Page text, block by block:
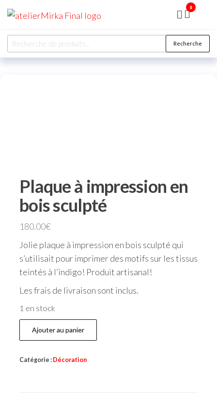
0
Recherche
Plaque à impression en
bois sculpté
180.00€
Jolie plaque à impression en bois sculpté qui
s’utilisait pour imprimer des motifs sur les tissus
teintés à l’indigo! Produit artisanal!
Les frais de livraison sont inclus.
1 en stock
Ajouter au panier
Catégorie : Décoration